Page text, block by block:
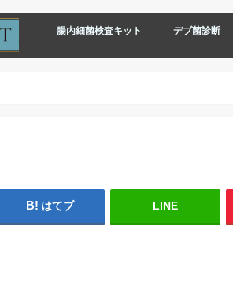
腸内細菌検査キット デブ菌診断
はてブ LINE